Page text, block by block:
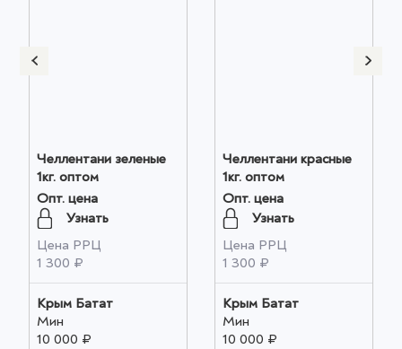
Челлентани зеленые
1кг. оптом
Опт. цена
Узнать
Цена РРЦ
1 300 ₽
Крым Батат
Мин
10 000 ₽
Челлентани красные
1кг. оптом
Опт. цена
Узнать
Цена РРЦ
1 300 ₽
Крым Батат
Мин
10 000 ₽